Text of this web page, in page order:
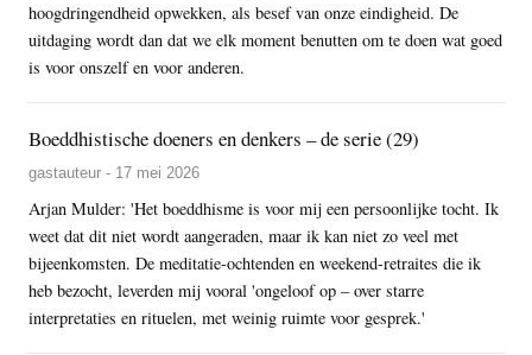
hoogdringendheid opwekken, als besef van onze eindigheid. De
uitdaging wordt dan dat we elk moment benutten om te doen wat goed
is voor onszelf en voor anderen.
Boeddhistische doeners en denkers – de serie (29)
gastauteur - 17 mei 2026
Arjan Mulder: 'Het boeddhisme is voor mij een persoonlijke tocht. Ik
weet dat dit niet wordt aangeraden, maar ik kan niet zo veel met
bijeenkomsten. De meditatie-ochtenden en weekend-retraites die ik
heb bezocht, leverden mij vooral 'ongeloof op – over starre
interpretaties en rituelen, met weinig ruimte voor gesprek.'